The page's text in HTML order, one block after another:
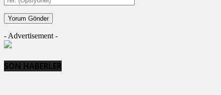
- Advertisement -
SON HABERLER